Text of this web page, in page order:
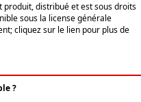
produit, distribué et est sous droits
sous la license générale
cliquez sur le lien pour plus de
?